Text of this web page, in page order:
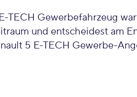
und entscheidest am
5 E-TECH Gewerbe-